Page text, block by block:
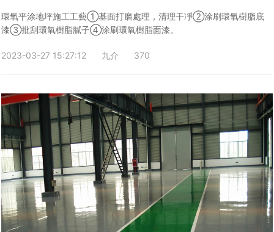
彩色防滑路面
彩色氟硅石路面
彩色陶瓷顆粒防滑路面
聚合物現澆金剛盲道
水性EAU丙烯酸彩色路面
瀝青改色路面
SP彩色路面
彩色透水路面
案例展示
彩色路面施工方案
公司新聞
行業新聞
彩色路面常見問題
彩色路面施工工藝
彩色路面價格
聯系我們
清空
記錄
環氧平涂地坪施工工藝①基面打磨處理，清理干凈②涂刷環氧樹脂底
漆③批刮環氧樹脂膩子④涂刷環氧樹脂面漆。
2023-03-27 15:27:12 九介 370